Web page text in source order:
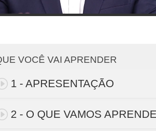
VOCÊ VAI APRENDER
1 - APRESENTAÇÃO
2 - O QUE VAMOS